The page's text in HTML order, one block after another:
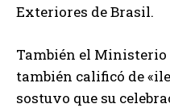
Exteriores de Brasil.
También el Ministerio
también calificó de
sostuvo que su